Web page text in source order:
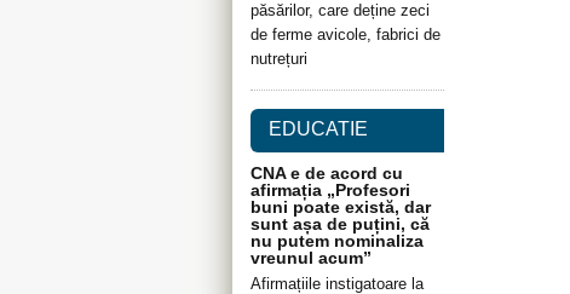
păsărilor, care deține zeci
de ferme avicole, fabrici de
nutrețuri
EDUCATIE
CNA e de acord cu
afirmația „Profesori
buni poate există, dar
sunt așa de puțini, că
nu putem nominaliza
vreunul acum”
Afirmațiile instigatoare la